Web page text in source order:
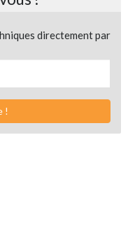
directement par
!